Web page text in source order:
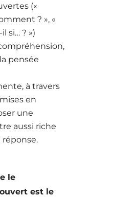
(«
? », «
si… ? »)
pensée
à travers
en
une
aussi riche
le
est le